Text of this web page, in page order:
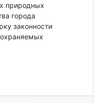
природных
города
законности